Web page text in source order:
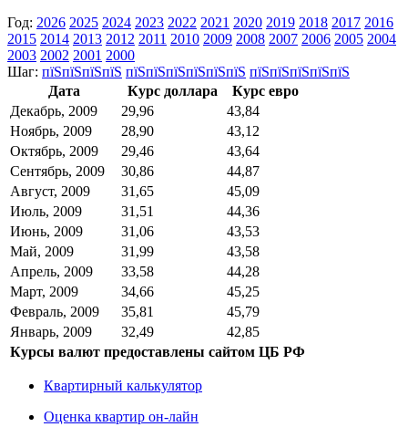
Год: 2026 2025 2024 2023 2022 2021 2020 2019 2018 2017 2016
2015 2014 2013 2012 2011 2010 2009 2008 2007 2006 2005 2004
2003 2002 2001 2000
Шаг: пїЅпїЅпїЅпїЅ пїЅпїЅпїЅпїЅпїЅпїЅ пїЅпїЅпїЅпїЅпїЅ
Дата
Курс доллара
Курс евро
Декабрь, 2009
29,96
43,84
Ноябрь, 2009
28,90
43,12
Октябрь, 2009
29,46
43,64
Сентябрь, 2009
30,86
44,87
Август, 2009
31,65
45,09
Июль, 2009
31,51
44,36
Июнь, 2009
31,06
43,53
Май, 2009
31,99
43,58
Апрель, 2009
33,58
44,28
Март, 2009
34,66
45,25
Февраль, 2009
35,81
45,79
Январь, 2009
32,49
42,85
Курсы валют предоставлены сайтом ЦБ РФ
Квартирный калькулятор
Оценка квартир он-лайн